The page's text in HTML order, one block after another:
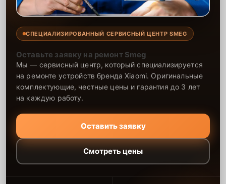
СПЕЦИАЛИЗИРОВАННЫЙ СЕРВИСНЫЙ ЦЕНТР SMEG
Оставьте заявку на ремонт Smeg
Мы — сервисный центр, который специализируется
на ремонте устройств бренда Xiaomi. Оригинальные
комплектующие, честные цены и гарантия до 3 лет
на каждую работу.
Оставить заявку
Смотреть цены